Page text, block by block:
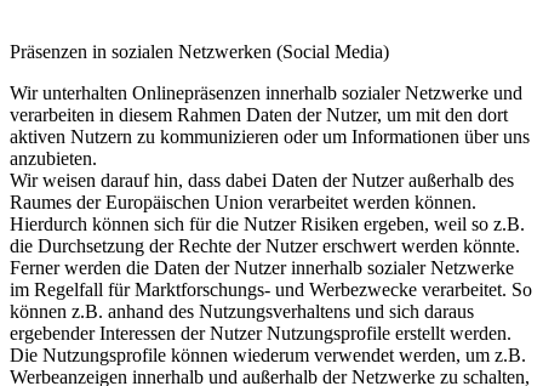
Präsenzen in sozialen Netzwerken (Social Media)
Wir unterhalten Onlinepräsenzen innerhalb sozialer Netzwerke und
verarbeiten in diesem Rahmen Daten der Nutzer, um mit den dort
aktiven Nutzern zu kommunizieren oder um Informationen über uns
anzubieten.
Wir weisen darauf hin, dass dabei Daten der Nutzer außerhalb des
Raumes der Europäischen Union verarbeitet werden können.
Hierdurch können sich für die Nutzer Risiken ergeben, weil so z.B.
die Durchsetzung der Rechte der Nutzer erschwert werden könnte.
Ferner werden die Daten der Nutzer innerhalb sozialer Netzwerke
im Regelfall für Marktforschungs- und Werbezwecke verarbeitet. So
können z.B. anhand des Nutzungsverhaltens und sich daraus
ergebender Interessen der Nutzer Nutzungsprofile erstellt werden.
Die Nutzungsprofile können wiederum verwendet werden, um z.B.
Werbeanzeigen innerhalb und außerhalb der Netzwerke zu schalten,